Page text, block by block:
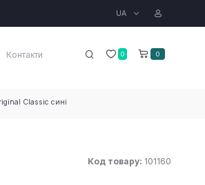
UA
0 0
Контакти
Сlassic сині
Код товару: 101160